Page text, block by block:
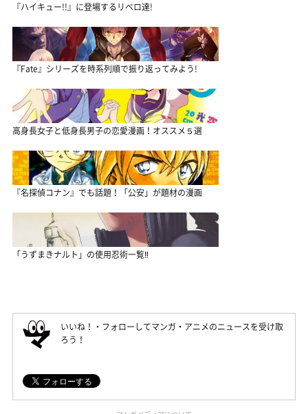
『ハイキュー!!』に登場するリベロ達!
『Fate』シリーズを時系列順で振り返ってみよう!
高身長女子と低身長男子の恋愛漫画！オススメ５選
『名探偵コナン』でも話題！「公安」が題材の漫画
「うずまきナルト」の使用忍術一覧‼
いいね！・フォローしてマンガ・アニメのニュースを受け取
ろう！